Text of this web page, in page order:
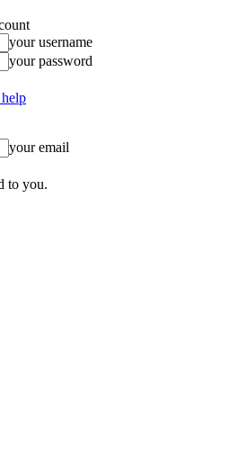
your username
your password
your email
to you.